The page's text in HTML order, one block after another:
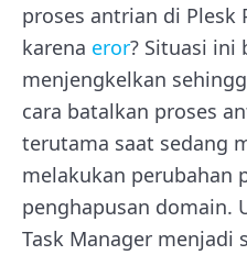
proses antrian di Plesk
karena eror? Situasi ini
menjengkelkan
cara batalkan proses
terutama saat sedang
melakukan perubahan
penghapusan domain.
Task Manager menjadi